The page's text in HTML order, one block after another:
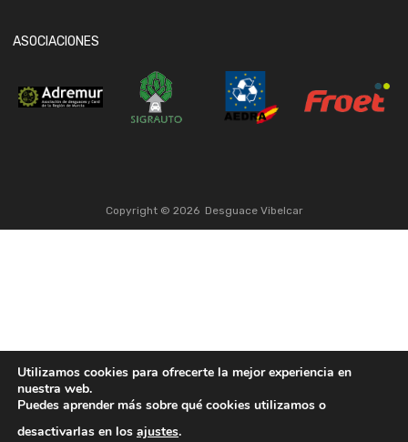
ASOCIACIONES
Copyright © 2026 Desguace Vibelcar
Utilizamos cookies para ofrecerte la mejor experiencia en
nuestra web.
Puedes aprender más sobre qué cookies utilizamos o
desactivarlas en los ajustes.